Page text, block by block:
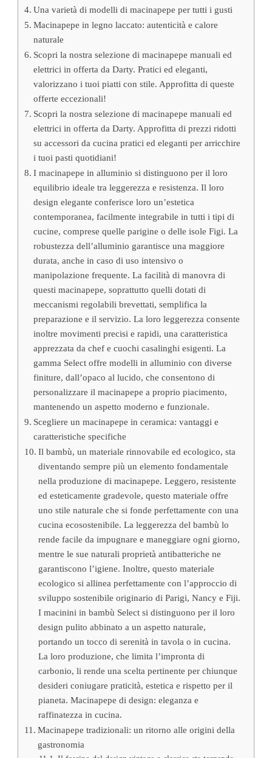
Una varietà di modelli di macinapepe per tutti i gusti
Macinapepe in legno laccato: autenticità e calore
naturale
Scopri la nostra selezione di macinapepe manuali ed
elettrici in offerta da Darty. Pratici ed eleganti,
valorizzano i tuoi piatti con stile. Approfitta di queste
offerte eccezionali!
Scopri la nostra selezione di macinapepe manuali ed
elettrici in offerta da Darty. Approfitta di prezzi ridotti
su accessori da cucina pratici ed eleganti per arricchire
i tuoi pasti quotidiani!
I macinapepe in alluminio si distinguono per il loro
equilibrio ideale tra leggerezza e resistenza. Il loro
design elegante conferisce loro un’estetica
contemporanea, facilmente integrabile in tutti i tipi di
cucine, comprese quelle parigine o delle isole Figi. La
robustezza dell’alluminio garantisce una maggiore
durata, anche in caso di uso intensivo o
manipolazione frequente. La facilità di manovra di
questi macinapepe, soprattutto quelli dotati di
meccanismi regolabili brevettati, semplifica la
preparazione e il servizio. La loro leggerezza consente
inoltre movimenti precisi e rapidi, una caratteristica
apprezzata da chef e cuochi casalinghi esigenti. La
gamma Select offre modelli in alluminio con diverse
finiture, dall’opaco al lucido, che consentono di
personalizzare il macinapepe a proprio piacimento,
mantenendo un aspetto moderno e funzionale.
Scegliere un macinapepe in ceramica: vantaggi e
caratteristiche specifiche
Il bambù, un materiale rinnovabile ed ecologico, sta
diventando sempre più un elemento fondamentale
nella produzione di macinapepe. Leggero, resistente
ed esteticamente gradevole, questo materiale offre
uno stile naturale che si fonde perfettamente con una
cucina ecosostenibile. La leggerezza del bambù lo
rende facile da impugnare e maneggiare ogni giorno,
mentre le sue naturali proprietà antibatteriche ne
garantiscono l’igiene. Inoltre, questo materiale
ecologico si allinea perfettamente con l’approccio di
sviluppo sostenibile originario di Parigi, Nancy e Fiji.
I macinini in bambù Select si distinguono per il loro
design pulito abbinato a un aspetto naturale,
portando un tocco di serenità in tavola o in cucina.
La loro produzione, che limita l’impronta di
carbonio, li rende una scelta pertinente per chiunque
desideri coniugare praticità, estetica e rispetto per il
pianeta. Macinapepe di design: eleganza e
raffinatezza in cucina.
Macinapepe tradizionali: un ritorno alle origini della
gastronomia